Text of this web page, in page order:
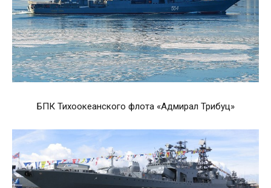
БПК Тихоокеанского флота «Адмирал Трибуц»